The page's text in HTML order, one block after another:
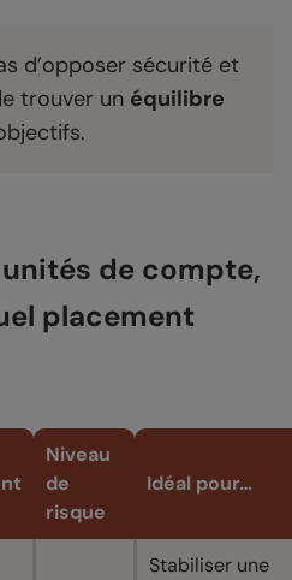
d’opposer sécurité et
trouver un équilibre
de compte,
placement
Niveau
de
risque
Idéal pour…
Stabiliser une